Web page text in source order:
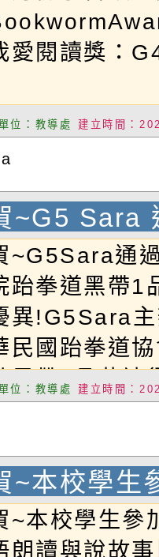
愛閱讀獎：
位：教導處 建立時間：
~G5 Sara
技院跆拳
表現優異
~G5Sara通
跆拳道黑帶1
異!G5Sara
民國跆拳道
黑帶1品恭禧
位：教導處 建立時間：
~本校學生
英語比賽
~本校學生參
朗讀與說故